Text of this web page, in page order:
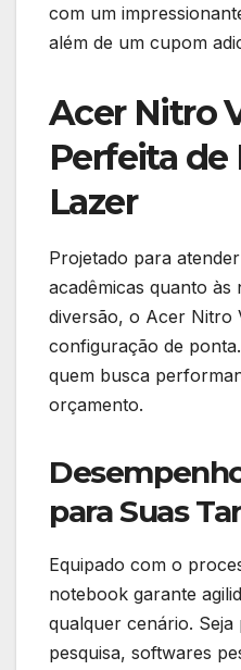
com um
além de um cupom
Acer Nitro
Perfeita de
Lazer
Projetado para
acadêmicas quanto às
diversão, o Acer Nitro
configuração de
quem busca
orçamento.
para Suas
Equipado com o
notebook garante
qualquer cenário. Seja
pesquisa, softwares